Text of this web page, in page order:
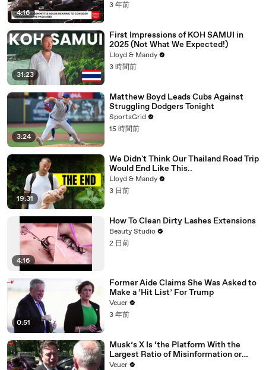
4:16
3 年前
31:23
First Impressions of KOH SAMUI in
2025 (Not What We Expected!)
Lloyd & Mandy
3 時間前
3:24
Matthew Boyd Leads Cubs Against
Struggling Dodgers Tonight
SportsGrid
15 時間前
19:31
We Didn't Think Our Thailand Road Trip
Would End Like This..
Lloyd & Mandy
3 日前
4:16
How To Clean Dirty Lashes Extensions
Beauty Studio
2 日前
0:51
Former Aide Claims She Was Asked to
Make a ‘Hit List’ For Trump
Veuer
3 年前
Musk’s X Is ‘the Platform With the
Largest Ratio of Misinformation or
Disinformation’ Amongst All Social
Veuer